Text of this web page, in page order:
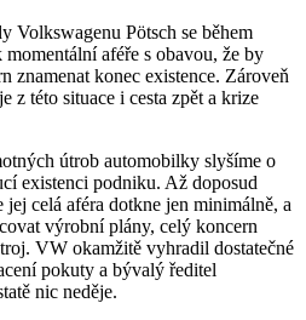
Volkswagenu Pötsch se během
aféře s obavou, že by
znamenat konec existence. Zároveň
z této situace i cesta zpět a krize
útrob automobilky slyšíme o
existenci podniku. Až doposud
jej celá aféra dotkne jen minimálně, a
výrobní plány, celý koncern
VW okamžitě vyhradil dostatečné
pokuty a bývalý ředitel
nic neděje.